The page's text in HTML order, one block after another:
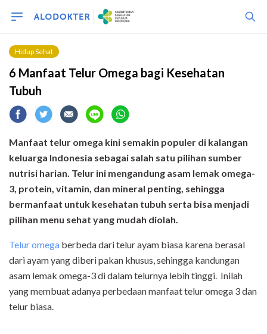
Hidup Sehat
6 Manfaat Telur Omega bagi Kesehatan
Tubuh
Manfaat telur omega kini semakin populer di kalangan
keluarga Indonesia sebagai salah satu pilihan sumber
nutrisi harian. Telur ini mengandung asam lemak omega-
3, protein, vitamin, dan mineral penting, sehingga
bermanfaat untuk kesehatan tubuh serta bisa menjadi
pilihan menu sehat yang mudah diolah.
Telur omega berbeda dari telur ayam biasa karena berasal
dari ayam yang diberi pakan khusus, sehingga kandungan
asam lemak omega-3 di dalam telurnya lebih tinggi. Inilah
yang membuat adanya perbedaan manfaat telur omega 3 dan
telur biasa.